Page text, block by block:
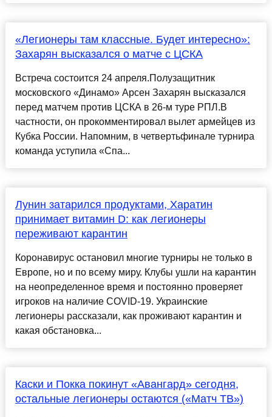
«Легионеры там классные. Будет интересно»:
Захарян высказался о матче с ЦСКА
Встреча состоится 24 апреля.Полузащитник
московского «Динамо» Арсен Захарян высказался
перед матчем против ЦСКА в 26-м туре РПЛ.В
частности, он прокомментировал вылет армейцев из
Кубка России. Напомним, в четвертьфинале турнира
команда уступила «Спа...
Лунин затарился продуктами, Харатин
принимает витамин D: как легионеры
переживают карантин
Коронавирус остановил многие турниры не только в
Европе, но и по всему миру. Клубы ушли на карантин
на неопределенное время и постоянно проверяет
игроков на наличие COVID-19. Украинские
легионеры рассказали, как проживают карантин и
какая обстановка...
Каски и Покка покинут «Авангард» сегодня,
остальные легионеры остаются («Матч ТВ»)